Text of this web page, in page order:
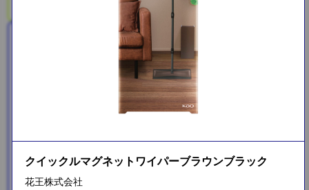
睡眠・腸活ケア
クイックルマグネットワイパーブラウンブラック
花王株式会社